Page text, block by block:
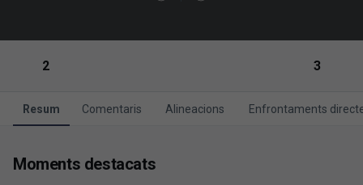
2 3
Resum Comentaris Alineacions Enfrontaments
Moments destacats